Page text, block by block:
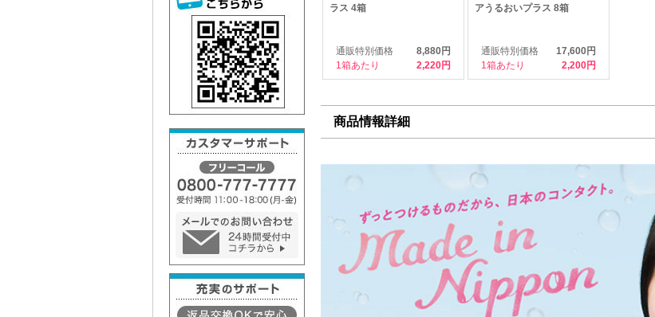
ラス 4箱
通販特別価格
8,880円
1箱あたり
2,220
アうるおいプラス 8箱
通販特別価格
17,600円
1箱あたり
2,200
商品情報詳細